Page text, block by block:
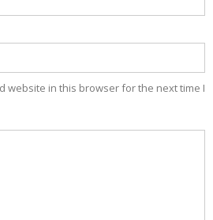
website in this browser for the next time I